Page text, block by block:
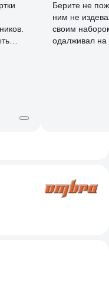
Берите не
ним не
своим
одалживал
набора в
перемешивая